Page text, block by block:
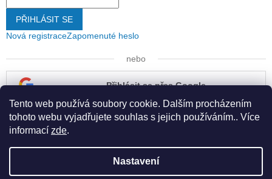
Tento web používá soubory cookie. Dalším procházením
tohoto webu vyjadřujete souhlas s jejich používáním.. Více
informací zde.
Nastavení
PŘIHLÁSIT SE
Nová registraceZapomenuté heslo
nebo
Přihlásit se přes Google
Přihlásit se přes Seznam
Vytvořil Shoptet